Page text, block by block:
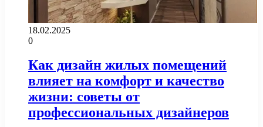
18.02.2025
0
Как дизайн жилых помещений
влияет на комфорт и качество
жизни: советы от
профессиональных дизайнеров